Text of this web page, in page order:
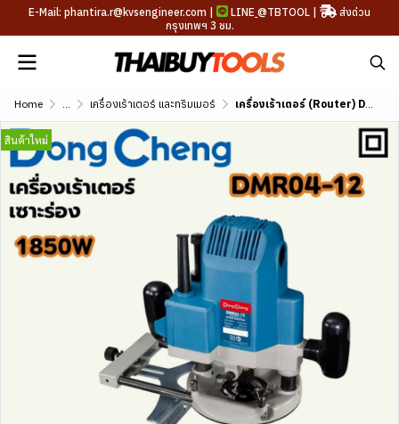
E-Mail: phantira.r@kvsengineer.com | LINE @TBTOOL |
ส่งด่วน
กรุงเทพฯ 3 ชม.
Home ... เครื่องเร้าเตอร์ และทริมเมอร์ เครื่องเร้าเตอร์ (Router) DONG CHENG 1850 วัตต์ เซาะร่อง รุ่น DMR04-12
สินค้าใหม่